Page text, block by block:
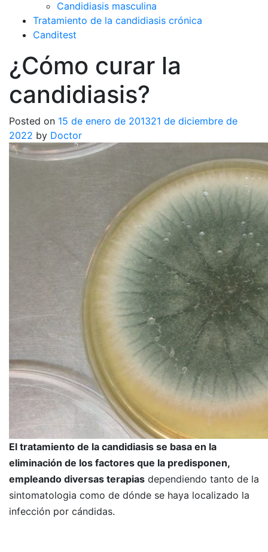
Candidiasis masculina
Tratamiento de la candidiasis crónica
Canditest
¿Cómo curar la
candidiasis?
Posted on 15 de enero de 201321 de diciembre de
2022 by Doctor
El tratamiento de la candidiasis se basa en la
eliminación de los factores que la predisponen,
empleando diversas terapias dependiendo tanto de la
sintomatologia como de dónde se haya localizado la
infección por cándidas.